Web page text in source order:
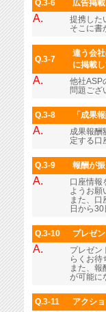
Q.3-6 広告掲
A.
提携した
そこに書
Q.3-7
違う会
に掲載
A.
他社ASP
問題ござ
Q.3-8 「成果
A.
成果報酬
定する口
Q.3-9 報酬が
A.
口座情報
ようお願
また、口
日から
Q.3-10 プレゼ
A.
プレゼン
らくお待
また、報
が可能に
Q.3-11 アクシ